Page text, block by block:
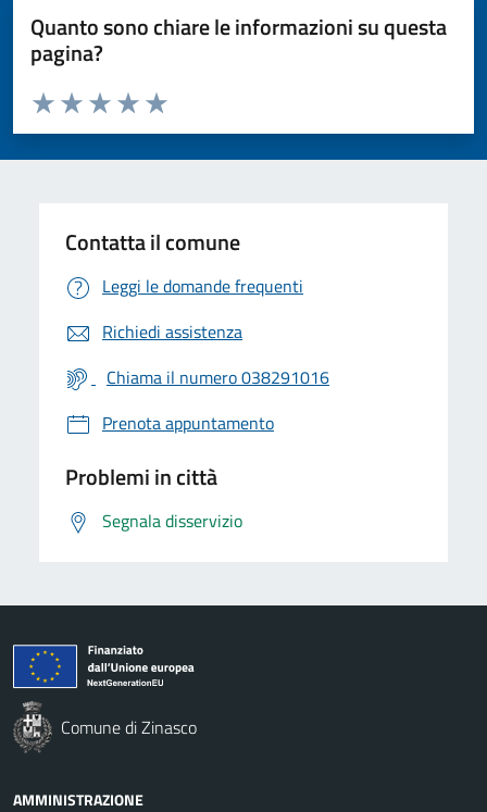
Quanto sono chiare le informazioni su questa
pagina?
Valuta da 1 a 5 stelle la pagina
Valuta 5 stelle su 5
Valuta 4 stelle su 5
Valuta 3 stelle su 5
Valuta 2 stelle su 5
Valuta 1 stelle su 5
Contatta il comune
Leggi le domande frequenti
Richiedi assistenza
Chiama il numero 038291016
Prenota appuntamento
Problemi in città
Segnala disservizio
Comune di Zinasco
AMMINISTRAZIONE